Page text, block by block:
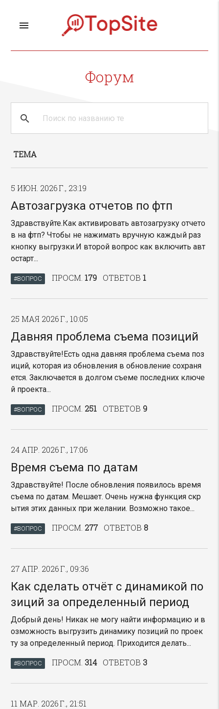
menu
Форум
search
ТЕМА
5 ИЮН. 2026 Г., 23:19
Автозагрузка отчетов по фтп
Здравствуйте.Как активировать автозагрузку отчето
в на фтп? Чтобы не нажимать вручную каждый раз
кнопку выгрузки.И второй вопрос как включить авт
остарт...
#ВОПРОС ПРОСМ. 179 ОТВЕТОВ 1
25 МАЯ 2026 Г., 10:05
Давняя проблема съема позиций
Здравствуйте!Есть одна давняя проблема съема поз
иций, которая из обновления в обновление сохраня
ется. Заключается в долгом съеме последних ключе
й проекта...
#ВОПРОС ПРОСМ. 251 ОТВЕТОВ 9
24 АПР. 2026 Г., 17:06
Время съема по датам
Здравствуйте! После обновления появилось время
съема по датам. Мешает. Очень нужна функция скр
ытия этих данных при желании. Возможно такое...
#ВОПРОС ПРОСМ. 277 ОТВЕТОВ 8
27 АПР. 2026 Г., 09:36
Как сделать отчёт с динамикой по
зиций за определенный период
Добрый день! Никак не могу найти информацию и в
озможность выгрузить динамику позиций по проек
ту за определенный период. Приходится делать...
#ВОПРОС ПРОСМ. 314 ОТВЕТОВ 3
11 МАР. 2026 Г., 21:51